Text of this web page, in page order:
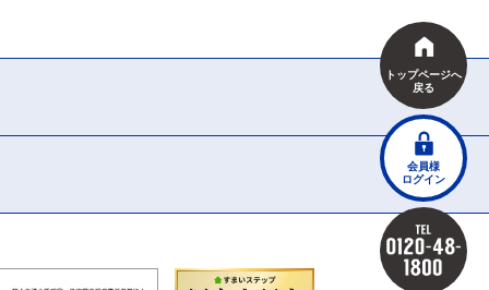
トップページへ
戻る
会員様
ログイン